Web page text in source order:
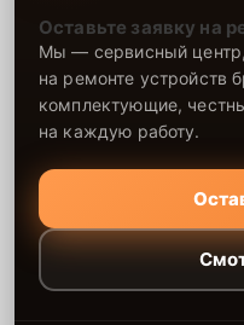
Оставьте заявку на
Мы — сервисный
на ремонте устройств
комплектующие,
на каждую работу.